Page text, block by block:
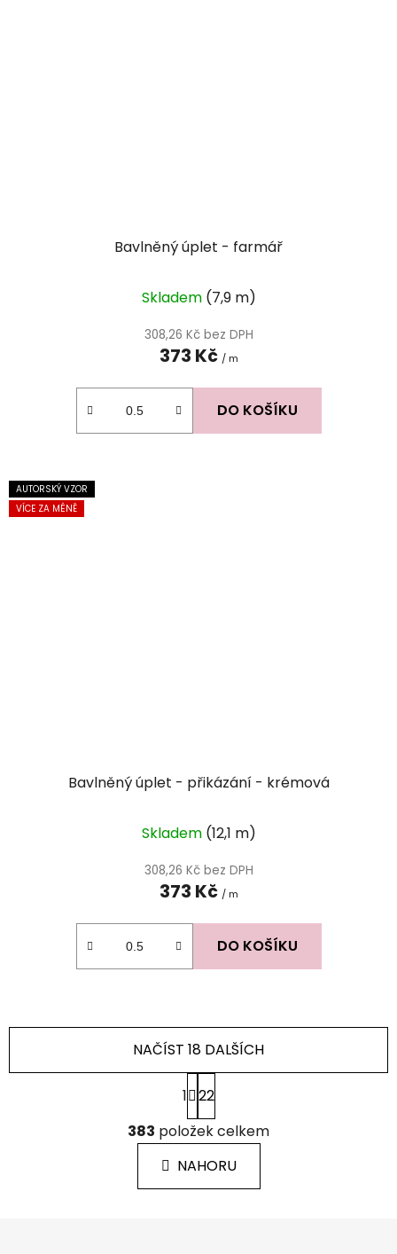
Bavlněný úplet - farmář
Skladem (7,9 m)
308,26 Kč bez DPH
373 Kč / m
DO KOŠÍKU
AUTORSKÝ VZOR
VÍCE ZA MÉNĚ
Bavlněný úplet - přikázání - krémová
Skladem (12,1 m)
308,26 Kč bez DPH
373 Kč / m
DO KOŠÍKU
O
v
l
á
d
NAČÍST 18 DALŠÍCH
S
t
r
á
n
k
1
22
383 položek celkem
NAHORU